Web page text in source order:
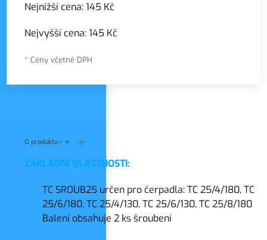
Nejnižší cena:145 Kč
Nejvyšší cena:145 Kč
* Ceny včetně DPH
O produktu
ZÁKLADNÍ VLASTNOSTI:
TC SROUB25 určen pro čerpadla: TC 25/4/180, TC
25/6/180, TC 25/4/130, TC 25/6/130, TC 25/8/180
Balení obsahuje 2 ks šroubení